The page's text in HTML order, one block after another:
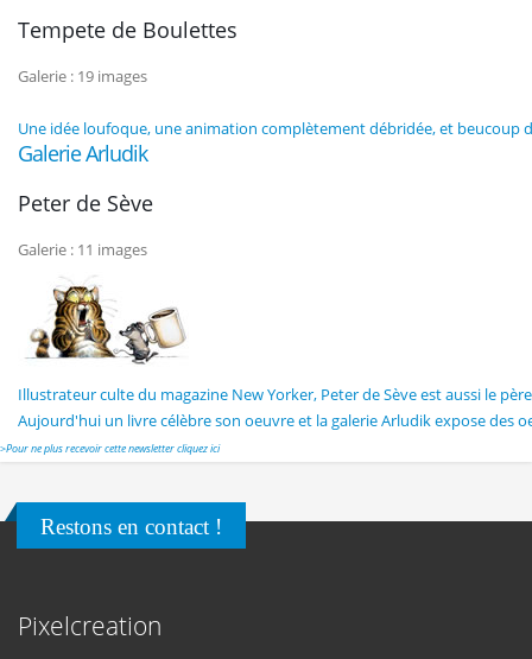
Tempete de Boulettes
Galerie : 19 images
Une idée loufoque, une animation complètement débridée, et beucoup
Galerie Arludik
Peter de Sève
Galerie : 11 images
Illustrateur culte du magazine New Yorker, Peter de Sève est aussi le
Aujourd'hui un livre célèbre son oeuvre et la galerie Arludik expose des
>Pour ne plus recevoir cette newsletter cliquez ici
Restons en contact !
Pixelcreation